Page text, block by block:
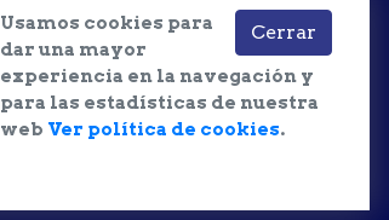
Cerrar
Usamos cookies para
dar una mayor
experiencia en la navegación y
para las estadísticas de nuestra
web Ver política de cookies.